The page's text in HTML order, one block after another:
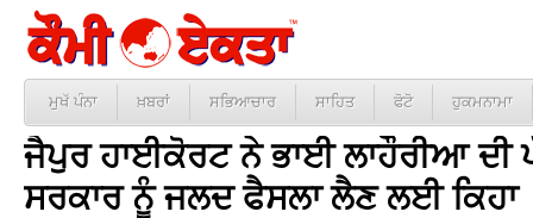
ਮੁਖੱ ਪੰਨਾ ਖ਼ਬਰਾਂ ਸਭਿਆਚਾਰ ਸਾਹਿਤ ਫੋਟੋ ਹੁਕਮਨਾਮਾ
ਜੈਪੁਰ ਹਾਈਕੋਰਟ ਨੇ ਭਾਈ ਲਾਹੌਰੀਆ ਦੀ
ਸਰਕਾਰ ਨੂੰ ਜਲਦ ਫੈਸਲਾ ਲੈਣ ਲਈ ਕਿਹਾ